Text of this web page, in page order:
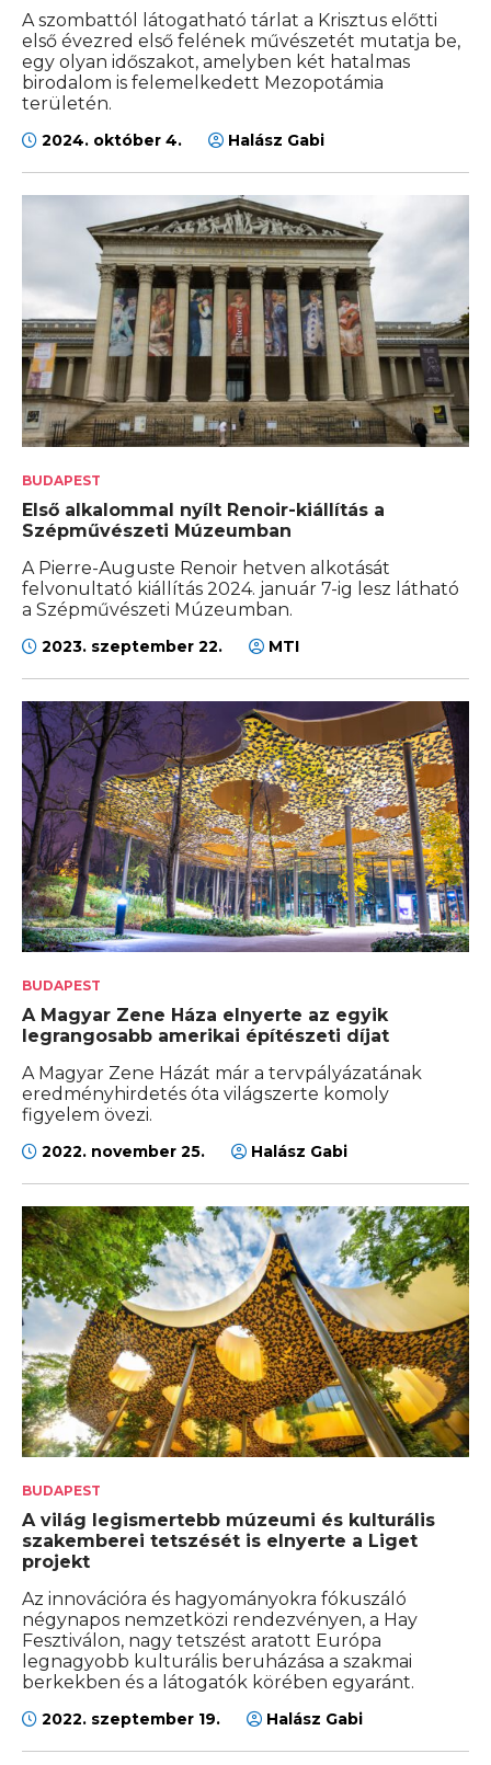
A szombattól látogatható tárlat a Krisztus előtti
első évezred első felének művészetét mutatja be,
egy olyan időszakot, amelyben két hatalmas
birodalom is felemelkedett Mezopotámia
területén.
2024. október 4. Halász Gabi
BUDAPEST
Első alkalommal nyílt Renoir-kiállítás a
Szépművészeti Múzeumban
A Pierre-Auguste Renoir hetven alkotását
felvonultató kiállítás 2024. január 7-ig lesz látható
a Szépművészeti Múzeumban.
2023. szeptember 22. MTI
BUDAPEST
A Magyar Zene Háza elnyerte az egyik
legrangosabb amerikai építészeti díjat
A Magyar Zene Házát már a tervpályázatának
eredményhirdetés óta világszerte komoly
figyelem övezi.
2022. november 25. Halász Gabi
BUDAPEST
A világ legismertebb múzeumi és kulturális
szakemberei tetszését is elnyerte a Liget
projekt
Az innovációra és hagyományokra fókuszáló
négynapos nemzetközi rendezvényen, a Hay
Fesztiválon, nagy tetszést aratott Európa
legnagyobb kulturális beruházása a szakmai
berkekben és a látogatók körében egyaránt.
2022. szeptember 19. Halász Gabi